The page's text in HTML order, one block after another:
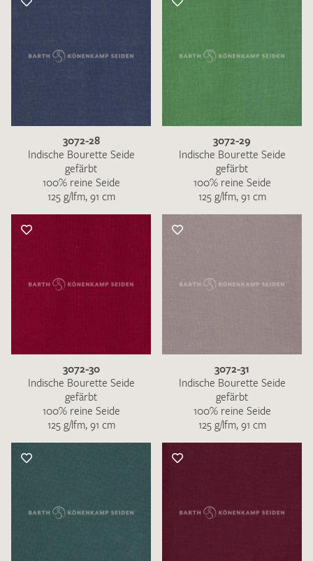
Ich bin damit einverstanden, dass meine angegebenen Daten
zur Beantwortung meiner Musteranfrage genutzt werden.
DieDatenschutzbestimmungenhabe ich zur Kenntnis
genommen und akzeptiere diese.
3072-28
Indische Bourette Seide
gefärbt
100% reine Seide
125 g/lfm, 91 cm
3072-29
Indische Bourette Seide
gefärbt
100% reine Seide
125 g/lfm, 91 cm
3072-30
Indische Bourette Seide
gefärbt
100% reine Seide
125 g/lfm, 91 cm
3072-31
Indische Bourette Seide
gefärbt
100% reine Seide
125 g/lfm, 91 cm